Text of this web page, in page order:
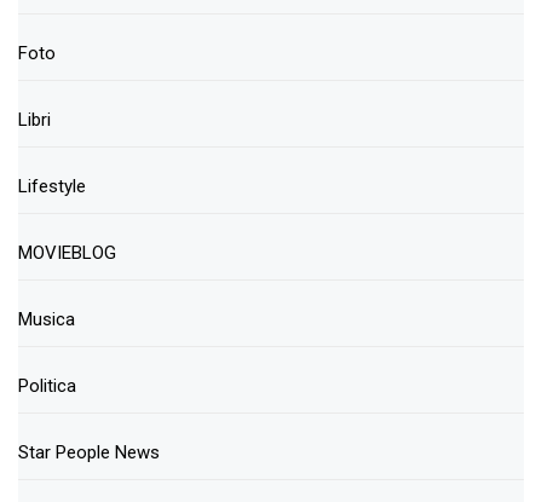
Foto
Libri
Lifestyle
MOVIEBLOG
Musica
Politica
Star People News